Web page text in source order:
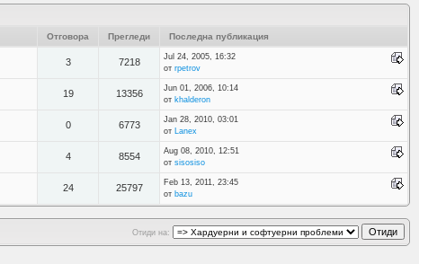
Отговора Прегледи Последна публикация
3 7218
Jul 24, 2005, 16:32
от rpetrov
19 13356
Jun 01, 2006, 10:14
от khalderon
0 6773
Jan 28, 2010, 03:01
от
Lanex
4 8554
Aug 08, 2010, 12:51
от sisosiso
24 25797
Feb 13, 2011, 23:45
от bazu
Отиди на: